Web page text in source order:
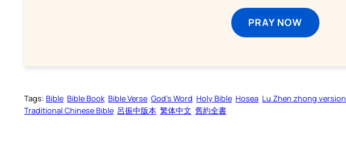
PRAY NOW
Tags: Bible Bible Book Bible Verse God’s Word Holy Bible Hosea Lu Zhen zhong version
Traditional Chinese Bible 呂振中版本 繁体中文 舊約全書